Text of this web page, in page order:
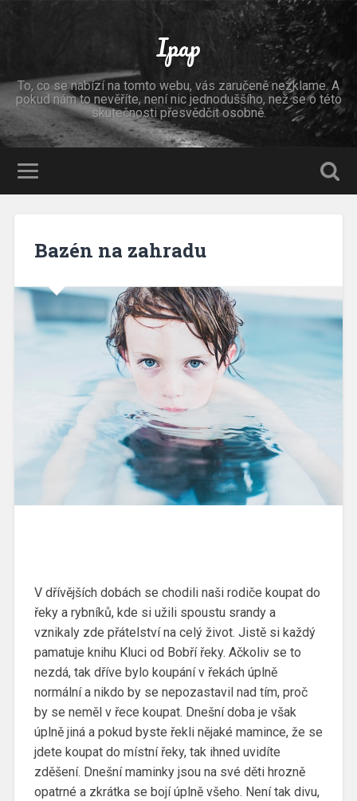
Ipap
To, co se nabízí na tomto webu, vás zaručeně nezklame. A
pokud nám to nevěříte, není nic jednoduššího, než se o této
skutečnosti přesvědčit osobně.
Bazén na zahradu
V dřívějších dobách se chodili naši rodiče koupat do
řeky a rybníků, kde si užili spoustu srandy a
vznikaly zde přátelství na celý život. Jistě si každý
pamatuje knihu Kluci od Bobří řeky. Ačkoliv se to
nezdá, tak dříve bylo koupání v řekách úplně
normální a nikdo by se nepozastavil nad tím, proč
by se neměl v řece koupat. Dnešní doba je však
úplně jiná a pokud byste řekli nějaké mamince, že se
jdete koupat do místní řeky, tak ihned uvidíte
zděšení. Dnešní maminky jsou na své děti hrozně
opatrné a zkrátka se bojí úplně všeho. Není tak divu,